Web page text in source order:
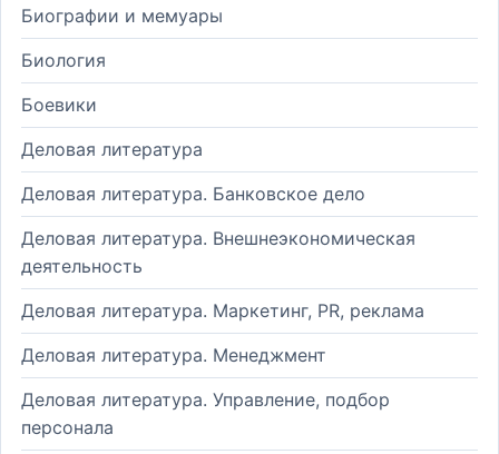
Биографии и мемуары
Биология
Боевики
Деловая литература
Деловая литература. Банковское дело
Деловая литература. Внешнеэкономическая
деятельность
Деловая литература. Маркетинг, PR, реклама
Деловая литература. Менеджмент
Деловая литература. Управление, подбор
персонала